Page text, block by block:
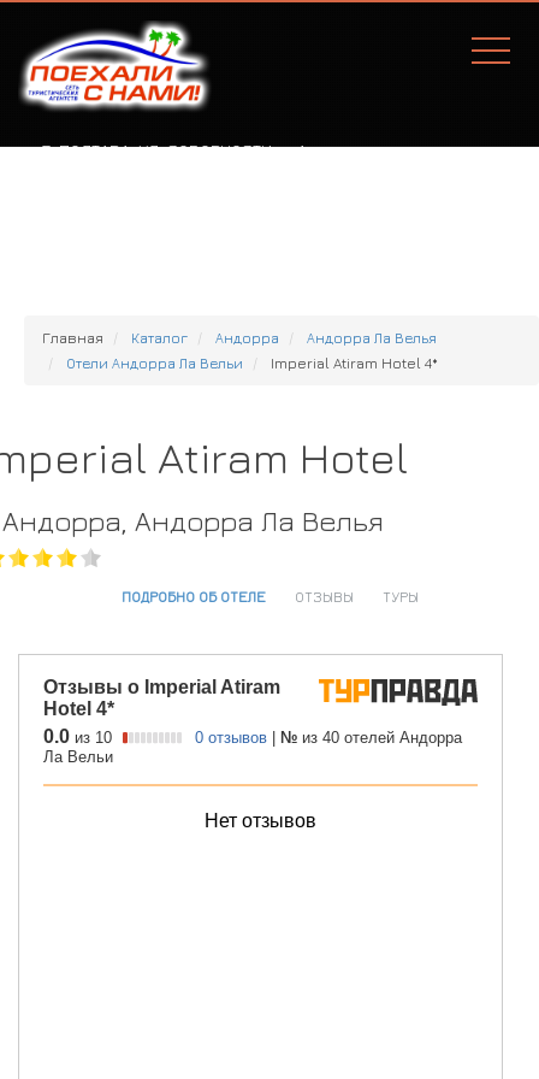
Г. ПОЛТАВА, УЛ. СОБОРНОСТИ, 77А
Главная Каталог Андорра
Андорра Ла Велья
Отели Андорра Ла Вельи
Imperial Atiram Hotel 4*
Atiram Hotel
Андорра, Андорра Ла Велья
ПОДРОБНО ОБ ОТЕЛЕ ОТЗЫВЫ ТУРЫ